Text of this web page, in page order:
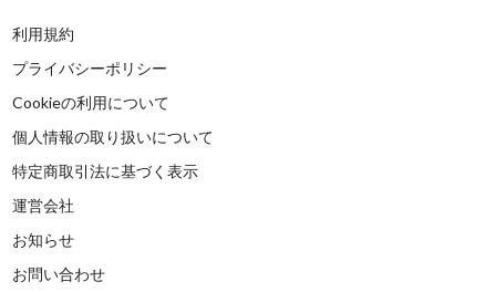
利用規約
プライバシーポリシー
Cookieの利用について
個人情報の取り扱いについて
特定商取引法に基づく表示
運営会社
お知らせ
お問い合わせ